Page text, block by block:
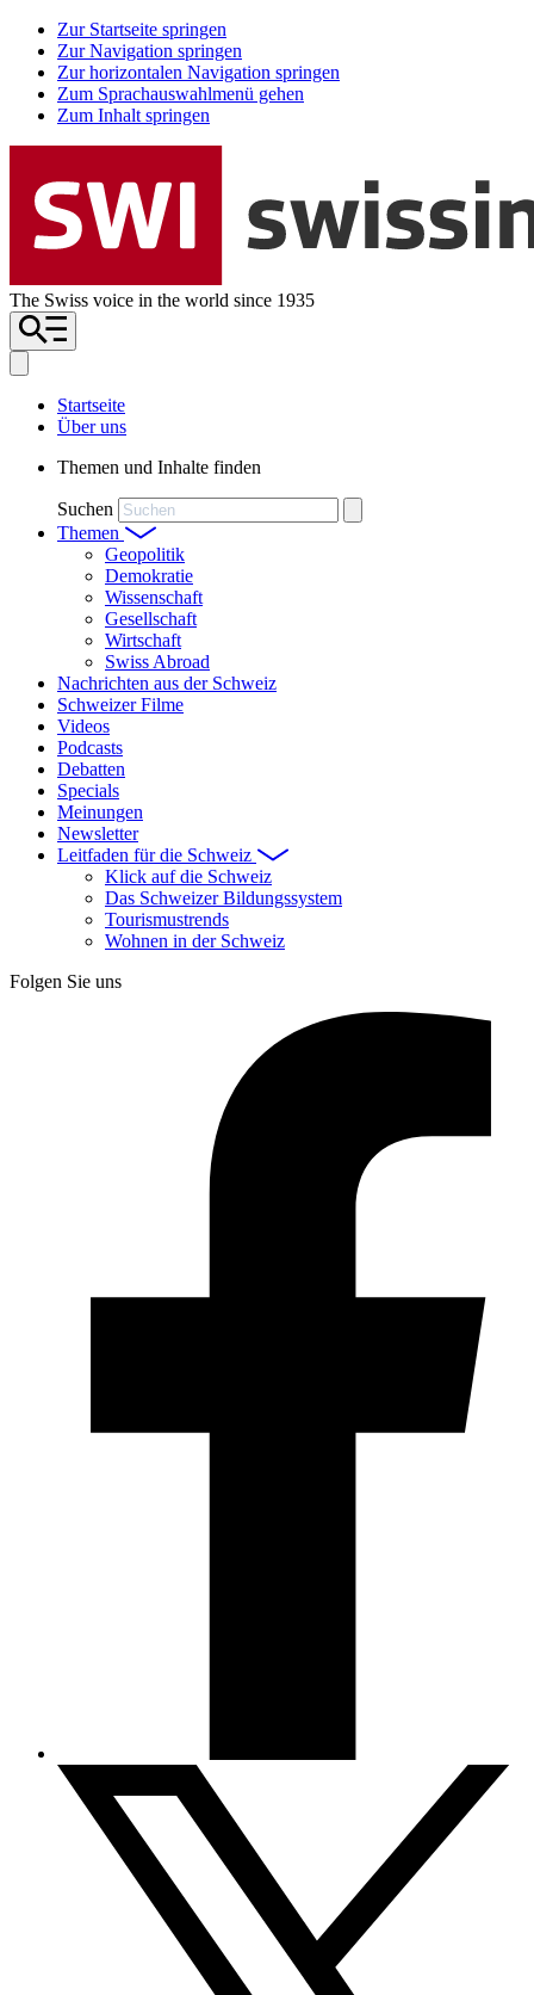
Zur Startseite springen
Zur Navigation springen
Zur horizontalen Navigation springen
Zum Sprachauswahlmenü gehen
Zum Inhalt springen
The Swiss voice in the world since 1935
Startseite
Über uns
Themen und Inhalte finden
Suchen
Themen
Geopolitik
Demokratie
Wissenschaft
Gesellschaft
Wirtschaft
Swiss Abroad
Nachrichten aus der Schweiz
Schweizer Filme
Videos
Podcasts
Debatten
Specials
Meinungen
Newsletter
Leitfaden für die Schweiz
Klick auf die Schweiz
Das Schweizer Bildungssystem
Tourismustrends
Wohnen in der Schweiz
Folgen Sie uns